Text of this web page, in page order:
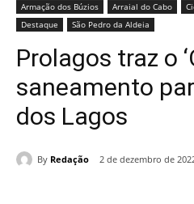
Armação dos Búzios Arraial do Cabo
Destaque
São Pedro da Aldeia
Prolagos traz o
saneamento
dos Lagos
By Redação 2 de dezembro de